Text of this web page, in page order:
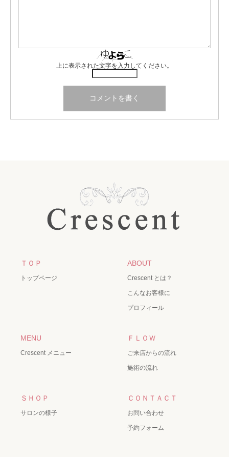
上に表示された文字を入力してください。
ＴＯＰ
トップページ
ABOUT
Crescent とは？
こんなお客様に
プロフィール
MENU
Crescent メニュー
ＦＬＯＷ
ご来店からの流れ
施術の流れ
ＳＨＯＰ
サロンの様子
ＣＯＮＴＡＣＴ
お問い合わせ
予約フォーム